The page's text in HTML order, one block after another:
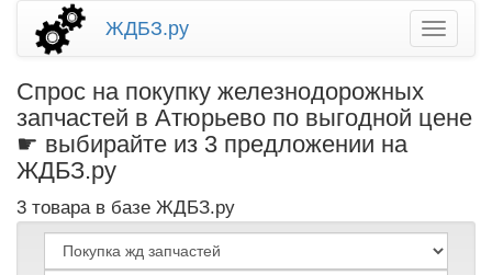
ЖДБЗ.ру
Спрос на покупку железнодорожных
запчастей в Атюрьево по выгодной цене
☛ выбирайте из 3 предложении на
ЖДБЗ.ру
3 товара в базе ЖДБЗ.ру